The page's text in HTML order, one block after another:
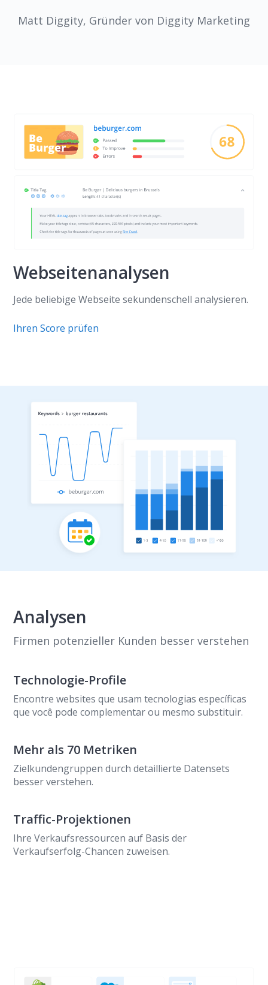
Matt Diggity, Gründer von Diggity Marketing
Webseitenanalysen
Jede beliebige Webseite sekundenschell analysieren.
Ihren Score prüfen
Analysen
Firmen potenzieller Kunden besser verstehen
Technologie-Profile
Encontre websites que usam tecnologias específicas
que você pode complementar ou mesmo substituir.
Mehr als 70 Metriken
Zielkundengruppen durch detaillierte Datensets
besser verstehen.
Traffic-Projektionen
Ihre Verkaufsressourcen auf Basis der
Verkaufserfolg-Chancen zuweisen.